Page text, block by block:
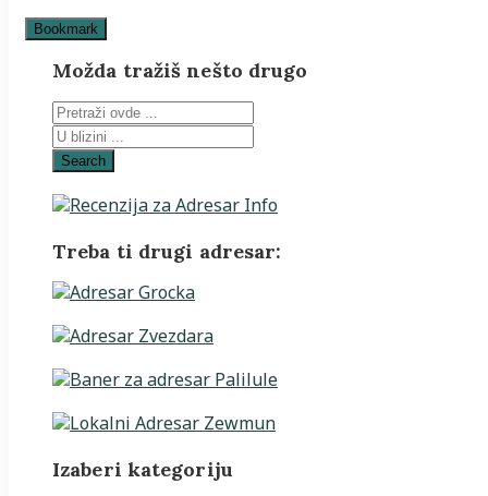
Bookmark
Možda tražiš nešto drugo
Search
Treba ti drugi adresar:
Izaberi kategoriju